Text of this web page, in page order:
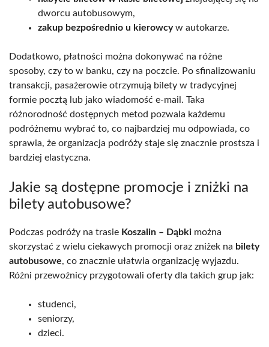
dworcu autobusowym,
zakup bezpośrednio u kierowcyw autokarze.
Dodatkowo, płatności można dokonywać na różne
sposoby, czy to w banku, czy na poczcie. Po sfinalizowaniu
transakcji, pasażerowie otrzymują bilety w tradycyjnej
formie pocztą lub jako wiadomość e-mail. Taka
różnorodność dostępnych metod pozwala każdemu
podróżnemu wybrać to, co najbardziej mu odpowiada, co
sprawia, że organizacja podróży staje się znacznie prostsza i
bardziej elastyczna.
Jakie są dostępne promocje i zniżki na
bilety autobusowe?
Podczas podróży na trasie Koszalin – Dąbki można
skorzystać z wielu ciekawych promocji oraz zniżek na bilety
autobusowe, co znacznie ułatwia organizację wyjazdu.
Różni przewoźnicy przygotowali oferty dla takich grup jak:
studenci,
seniorzy,
dzieci.